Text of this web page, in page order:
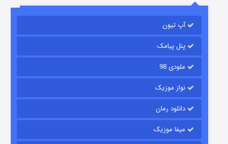
آپ تیون
پنل پیامک
ملودی 98
نواز موزیک
دانلود رمان
میفا موزیک